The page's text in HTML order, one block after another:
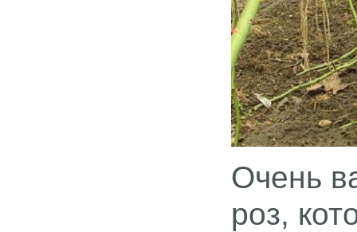
Очень
роз,